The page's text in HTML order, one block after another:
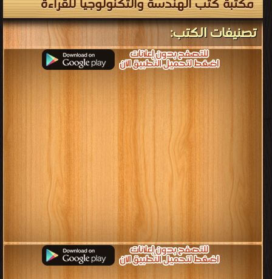
مكتبة كتب الهندسة والتكنولوجيا للقراءة
تصنيفات الكتب: